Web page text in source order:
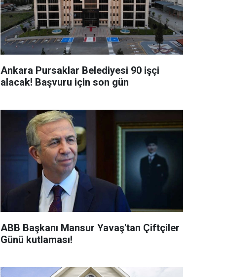
Ankara Pursaklar Belediyesi 90 işçi
alacak! Başvuru için son gün
ABB Başkanı Mansur Yavaş'tan Çiftçiler
Günü kutlaması!